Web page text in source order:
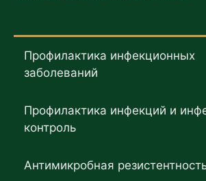
Профилактика инфекционных
заболеваний
Профилактика инфекций и
контроль
Антимикробная